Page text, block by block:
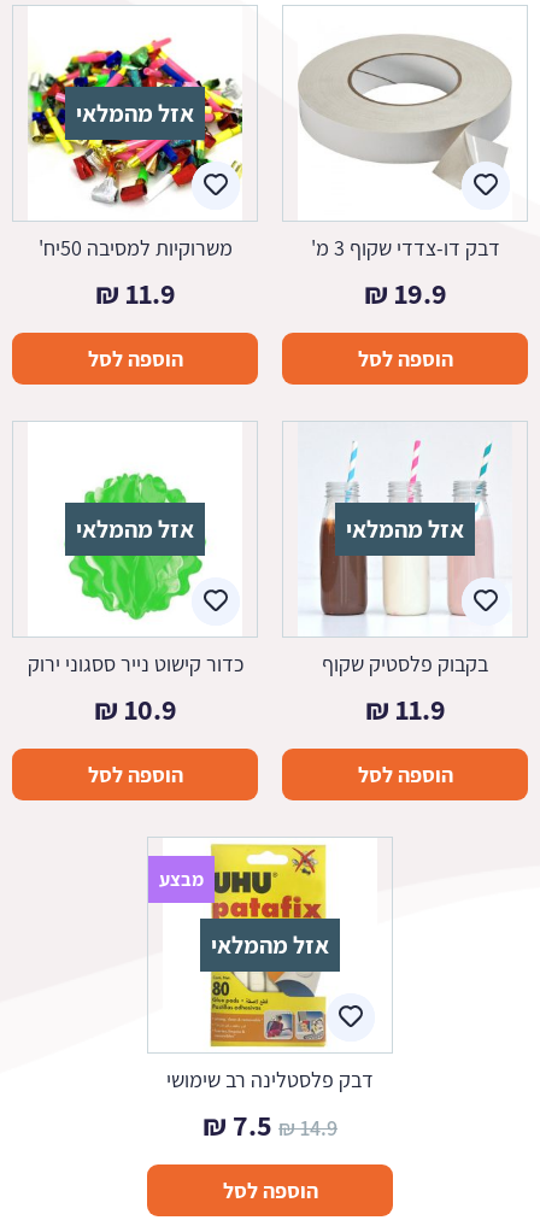
דבק דו-צדדי שקוף 3 מ'
19.9
₪
הוספה לסל
אזל מהמלאי
משרוקיות למסיבה 50יח'
11.9
₪
הוספה לסל
אזל מהמלאי
בקבוק פלסטיק שקוף
11.9
₪
הוספה לסל
אזל מהמלאי
כדור קישוט נייר ססגוני ירוק
10.9
₪
הוספה לסל
אזל מהמלאי
מבצע
דבק פלסטלינה רב שימושי
14.9
₪ המחיר
המקורי
היה:
7.5
₪
הנוכחי
הוספה לסל